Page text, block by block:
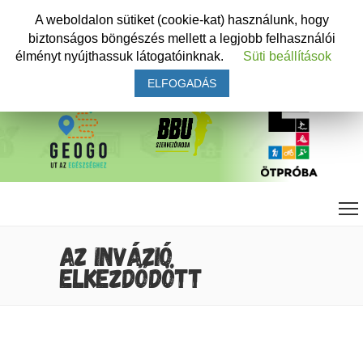
AZ INVÁZIÓ
ELKEZDŐDÖTT
A weboldalon sütiket (cookie-kat) használunk, hogy
biztonságos böngészés mellett a legjobb felhasználói
élményt nyújthassuk látogatóinknak.
Süti beállítások
ELFOGADÁS